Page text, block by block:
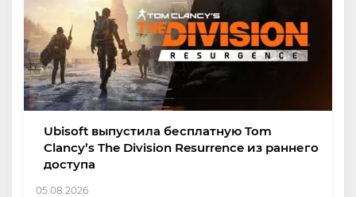
Ubisoft выпустила бесплатную Tom
Clancy’s The Division Resurrence из раннего
доступа
05.08.2026